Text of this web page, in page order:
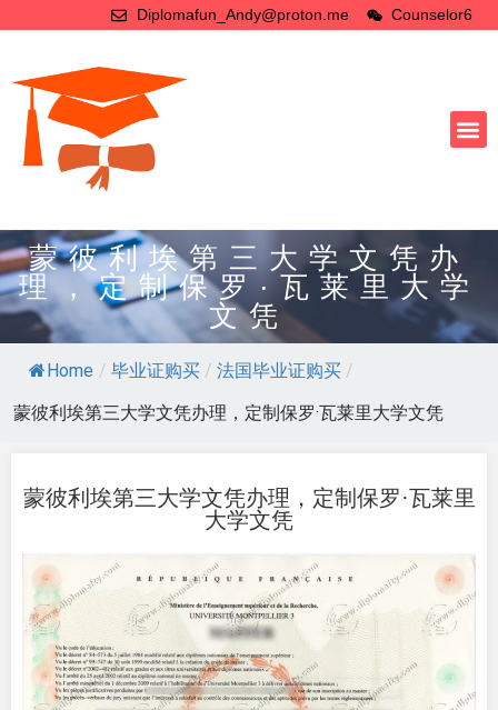
Diplomafun_Andy@proton.me Counselor6
蒙彼利埃第三大学文凭办
理，定制保罗·瓦莱里大学
文凭
Home / 毕业证购买 / 法国毕业证购买 /
蒙彼利埃第三大学文凭办理，定制保罗·瓦莱里大学文凭
蒙彼利埃第三大学文凭办理，定制保罗·瓦莱里
大学文凭